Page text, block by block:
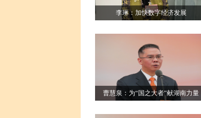
李琳：加快数字经济发展
曹慧泉：为“国之大者”献湖南力量